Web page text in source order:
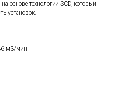
основе технологии SCD, который
установок.
м3/мин